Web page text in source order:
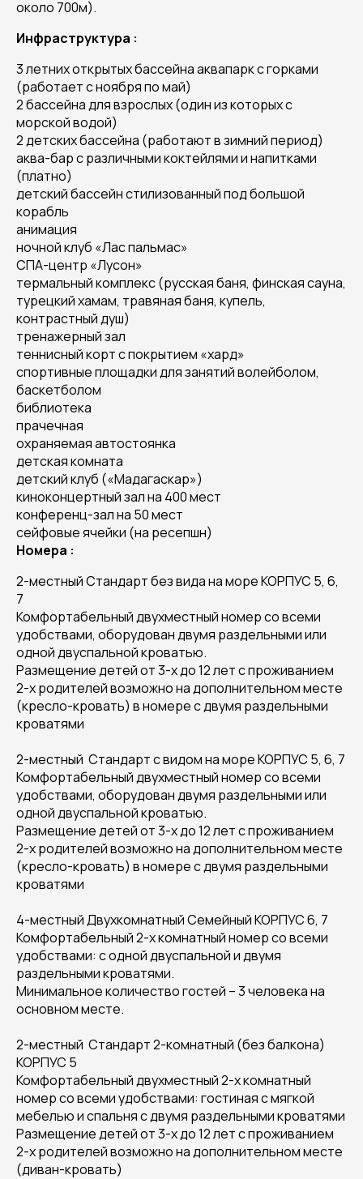
около 700м).
Инфраструктура :
3 летних открытых бассейна аквапарк с горками
(работает с ноября по май)
2 бассейна для взрослых (один из которых с
морской водой)
2 детских бассейна (работают в зимний период)
аква-бар с различными коктейлями и напитками
(платно)
детский бассейн стилизованный под большой
корабль
анимация
ночной клуб «Лас пальмас»
СПА-центр «Лусон»
термальный комплекс (русская баня, финская сауна,
турецкий хамам, травяная баня, купель,
контрастный душ)
тренажерный зал
теннисный корт с покрытием «хард»
спортивные площадки для занятий волейболом,
баскетболом
библиотека
прачечная
охраняемая автостоянка
детская комната
детский клуб («Мадагаскар»)
киноконцертный зал на 400 мест
конференц-зал на 50 мест
сейфовые ячейки (на ресепшн)
Номера :
2-местный Стандарт без вида на море КОРПУС 5, 6,
7
Комфортабельный двухместный номер со всеми
удобствами, оборудован двумя раздельными или
одной двуспальной кроватью.
Размещение детей от 3-х до 12 лет с проживанием
2-х родителей возможно на дополнительном месте
(кресло-кровать) в номере с двумя раздельными
кроватями
2-местный Стандарт с видом на море КОРПУС 5, 6, 7
Комфортабельный двухместный номер со всеми
удобствами, оборудован двумя раздельными или
одной двуспальной кроватью.
Размещение детей от 3-х до 12 лет с проживанием
2-х родителей возможно на дополнительном месте
(кресло-кровать) в номере с двумя раздельными
кроватями
4-местный Двухкомнатный Семейный КОРПУС 6, 7
Комфортабельный 2-х комнатный номер со всеми
удобствами: с одной двуспальной и двумя
раздельными кроватями.
Минимальное количество гостей – 3 человека на
основном месте.
2-местный Стандарт 2-комнатный (без балкона)
КОРПУС 5
Комфортабельный двухместный 2-х комнатный
номер со всеми удобствами: гостиная с мягкой
мебелью и спальня с двумя раздельными кроватями
Размещение детей от 3-х до 12 лет с проживанием
2-х родителей возможно на дополнительном месте
(диван-кровать)